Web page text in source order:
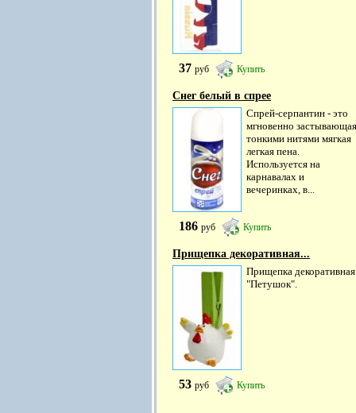
37 руб Купить
Снег белый в спрее
Cпрей-серпантин - это
мгновенно застывающая
тонкими нитями мягкая
легкая пена.
Используется на
карнавалах и
вечеринках, в...
186 руб Купить
Прищепка декоративная...
Прищепка декоративная
"Петушок".
53 руб Купить